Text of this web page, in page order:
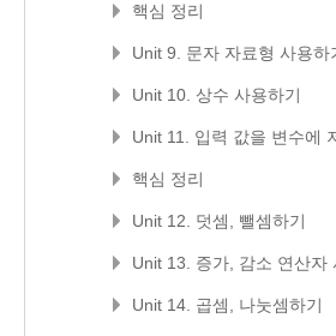
핵심 정리
Unit 9. 문자 자료형 사용하
Unit 10. 상수 사용하기
Unit 11. 입력 값을 변수에
핵심 정리
Unit 12. 덧셈, 뺄셈하기
Unit 13. 증가, 감소 연산자
Unit 14. 곱셈, 나눗셈하기